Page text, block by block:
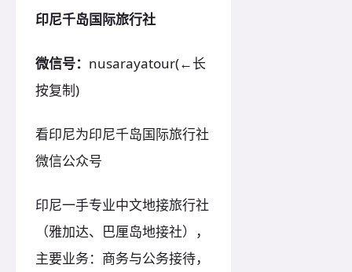
印尼千岛国际旅行社
微信号： nusarayatour(←长
按复制)
看印尼为印尼千岛国际旅行社
微信公众号
印尼一手专业中文地接旅行社
（雅加达、巴厘岛地接社），
主要业务：商务与公务接待，